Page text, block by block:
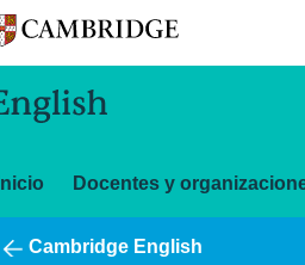
Inicio Docentes y
Cambridge English